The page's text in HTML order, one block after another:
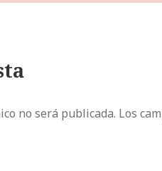
no será publicada. Los